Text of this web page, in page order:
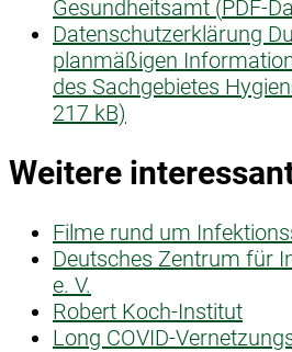
Gesundheitsamt (PDF-
Datenschutzerklärung
planmäßigen
des Sachgebietes
217 kB)
Weitere
Filme rund um
Deutsches Zentrum für
e. V.
Robert Koch-Institut
Long COVID-